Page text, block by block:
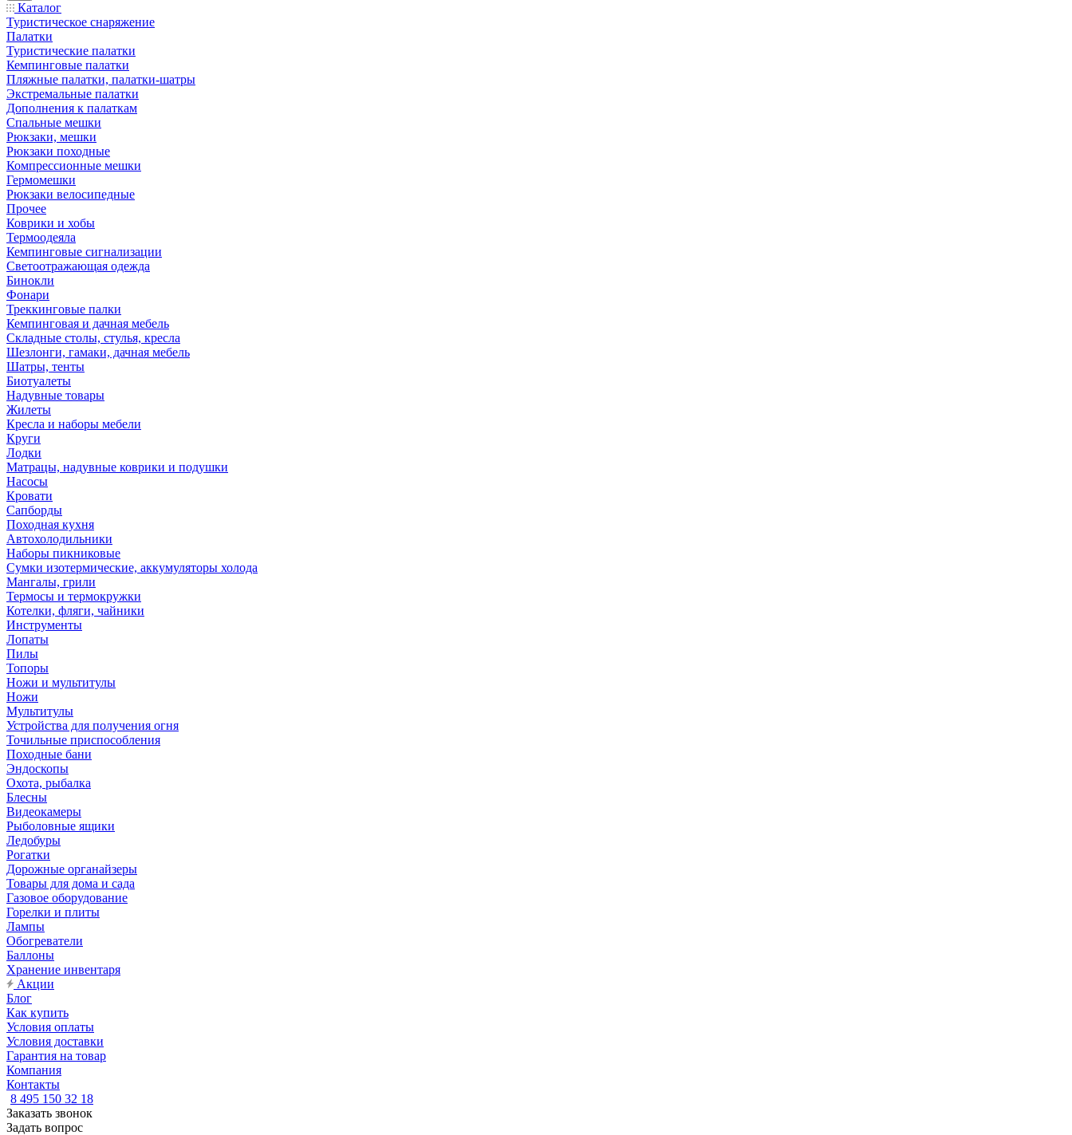
Каталог
Туристическое снаряжение
Палатки
Туристические палатки
Кемпинговые палатки
Пляжные палатки, палатки-шатры
Экстремальные палатки
Дополнения к палаткам
Спальные мешки
Рюкзаки, мешки
Рюкзаки походные
Компрессионные мешки
Гермомешки
Рюкзаки велосипедные
Прочее
Коврики и хобы
Термоодеяла
Кемпинговые сигнализации
Светоотражающая одежда
Бинокли
Фонари
Треккинговые палки
Кемпинговая и дачная мебель
Складные столы, стулья, кресла
Шезлонги, гамаки, дачная мебель
Шатры, тенты
Биотуалеты
Надувные товары
Жилеты
Кресла и наборы мебели
Круги
Лодки
Матрацы, надувные коврики и подушки
Насосы
Кровати
Сапборды
Походная кухня
Автохолодильники
Наборы пикниковые
Сумки изотермические, аккумуляторы холода
Мангалы, грили
Термосы и термокружки
Котелки, фляги, чайники
Инструменты
Лопаты
Пилы
Топоры
Ножи и мультитулы
Ножи
Мультитулы
Устройства для получения огня
Точильные приспособления
Походные бани
Эндоскопы
Охота, рыбалка
Блесны
Видеокамеры
Рыболовные ящики
Ледобуры
Рогатки
Дорожные органайзеры
Товары для дома и сада
Газовое оборудование
Горелки и плиты
Лампы
Обогреватели
Баллоны
Хранение инвентаря
Акции
Блог
Как купить
Условия оплаты
Условия доставки
Гарантия на товар
Компания
Контакты
8 495 150 32 18
Заказать звонок
Задать вопрос